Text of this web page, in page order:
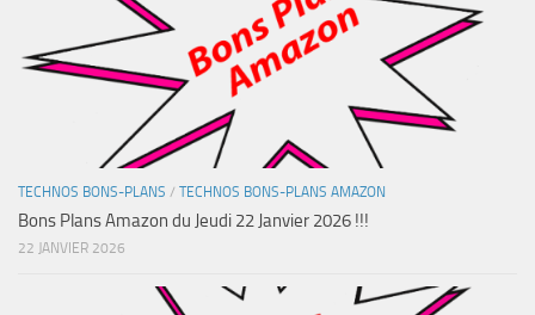
TECHNOS BONS-PLANS / TECHNOS BONS-PLANS AMAZON
Bons Plans Amazon du Jeudi 22 Janvier 2026 !!!
22 JANVIER 2026